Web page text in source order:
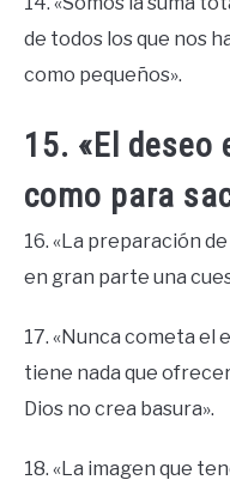
de todos los que nos
como pequeños».
15. «El
como para
16. «La preparación
en gran parte una
17. «Nunca cometa el
tiene nada que
Dios no crea basura».
18. «La imagen que